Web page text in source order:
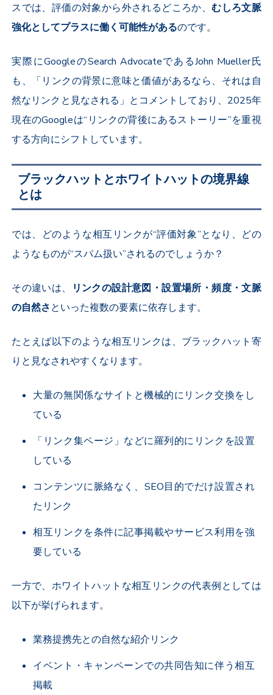
スでは、評価の対象から外されるどころか、むしろ文脈
強化としてプラスに働く可能性があるのです。
実際にGoogleのSearch AdvocateであるJohn Mueller氏
も、「リンクの背景に意味と価値があるなら、それは自
然なリンクと見なされる」とコメントしており、2025年
現在のGoogleは“リンクの背後にあるストーリー”を重視
する方向にシフトしています。
ブラックハットとホワイトハットの境界線
とは
では、どのような相互リンクが“評価対象”となり、どの
ようなものが“スパム扱い”されるのでしょうか？
その違いは、
リンクの設計意図・設置場所・頻度・文脈
の自然さといった複数の要素に依存します。
たとえば以下のような相互リンクは、ブラックハット寄
りと見なされやすくなります。
大量の無関係なサイトと機械的にリンク交換をし
ている
「リンク集ページ」などに羅列的にリンクを設置
している
コンテンツに脈絡なく、SEO目的でだけ設置され
たリンク
相互リンクを条件に記事掲載やサービス利用を強
要している
一方で、ホワイトハットな相互リンクの代表例としては
以下が挙げられます。
業務提携先との自然な紹介リンク
イベント・キャンペーンでの共同告知に伴う相互
掲載